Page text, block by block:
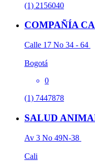
(1) 2156040
COMPAÑÍA
Calle 17 No 34 - 64
Bogotá
0
(1) 7447878
SALUD
Av 3 No 49N-38
Cali